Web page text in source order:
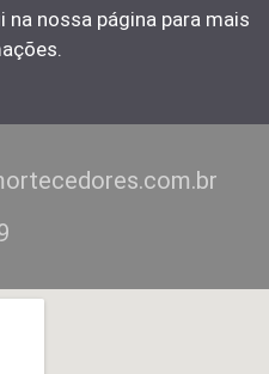
nossa página para mais